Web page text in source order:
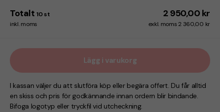
Totalt 10 st 2 950,00 kr
inkl. moms exkl. moms 2 360,00 kr
Lägg i varukorg
I kassan väljer du att slutföra köp eller begära offert. Du får alltid
en skiss och pris för godkännande innan ordern blir bindande.
Bifoga logotyp eller tryckfil vid utcheckning.